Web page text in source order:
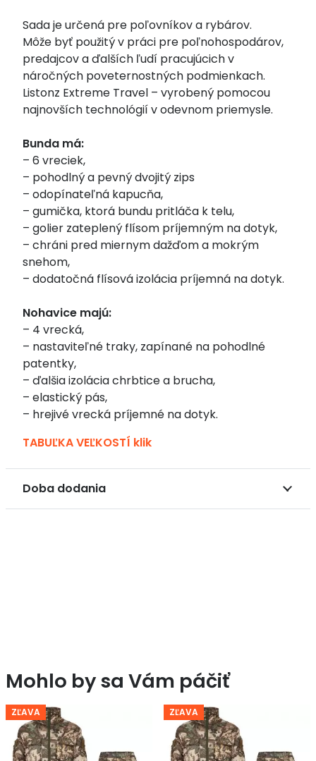
Sada je určená pre poľovníkov a rybárov.
Môže byť použitý v práci pre poľnohospodárov,
predajcov a ďalších ľudí pracujúcich v
náročných poveternostných podmienkach.
Listonz Extreme Travel – vyrobený pomocou
najnovších technológií v odevnom priemysle.
Bunda má:
– 6 vreciek,
– pohodlný a pevný dvojitý zips
– odopínateľná kapucňa,
– gumička, ktorá bundu pritláča k telu,
– golier zateplený flísom príjemným na dotyk,
– chráni pred miernym dažďom a mokrým
snehom,
– dodatočná flísová izolácia príjemná na dotyk.
Nohavice majú:
– 4 vrecká,
– nastaviteľné traky, zapínané na pohodlné
patentky,
– ďalšia izolácia chrbtice a brucha,
– elastický pás,
– hrejivé vrecká príjemné na dotyk.
TABUĽKA VEĽKOSTÍ klik
Doba dodania
Mohlo by sa Vám páčiť
ZĽAVA ZĽAVA